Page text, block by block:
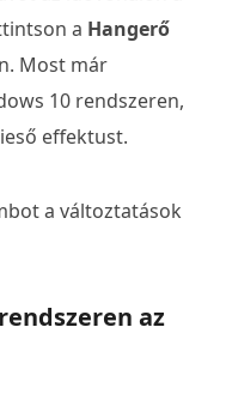
a Hangerő
Most már
10 rendszeren,
effektust.
a változtatások
az